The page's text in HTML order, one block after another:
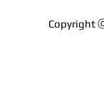
Copyright